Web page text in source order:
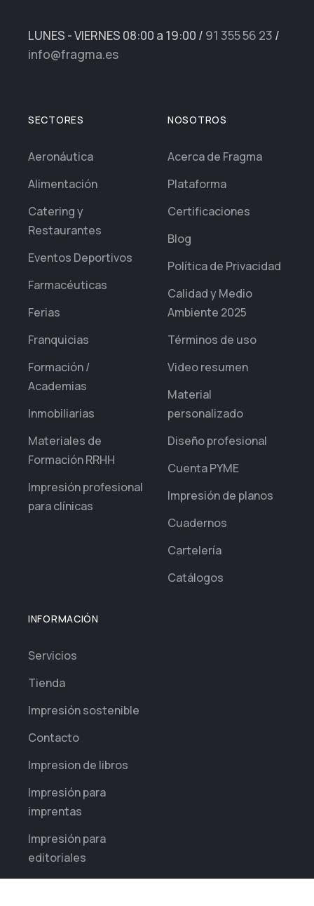
LUNES - VIERNES 08:00 a 19:00 / 91 355 56 23 /
info@fragma.es
SECTORES
Aeronáutica
Alimentación
Catering y
Restaurantes
Eventos Deportivos
Farmacéuticas
Ferias
Franquicias
Formación /
Academias
Inmobiliarias
Materiales de
Formación RRHH
Impresión profesional
para clínicas
NOSOTROS
Acerca de Fragma
Plataforma
Certificaciones
Blog
Política de Privacidad
Calidad y Medio
Ambiente 2025
Términos de uso
Video resumen
Material
personalizado
Diseño profesional
Cuenta PYME
Impresión de planos
Cuadernos
Cartelería
Catálogos
INFORMACIÓN
Servicios
Tienda
Impresión sostenible
Contacto
Impresion de libros
Impresión para
imprentas
Impresión para
editoriales